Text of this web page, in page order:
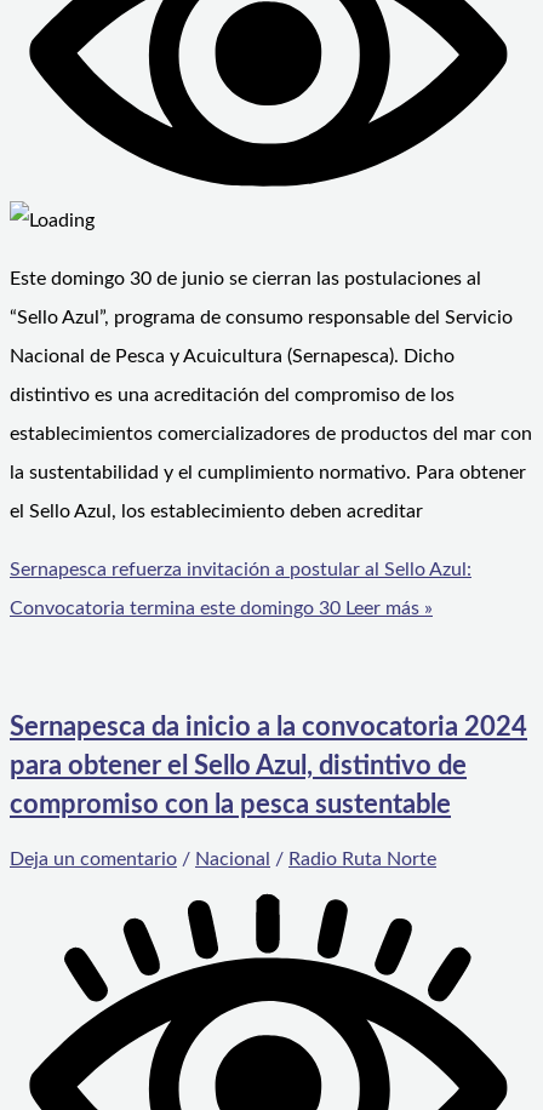
Este domingo 30 de junio se cierran las postulaciones al
“Sello Azul”, programa de consumo responsable del Servicio
Nacional de Pesca y Acuicultura (Sernapesca). Dicho
distintivo es una acreditación del compromiso de los
establecimientos comercializadores de productos del mar con
la sustentabilidad y el cumplimiento normativo. Para obtener
el Sello Azul, los establecimiento deben acreditar
Sernapesca refuerza invitación a postular al Sello Azul:
Convocatoria termina este domingo 30 Leer más »
Sernapesca da inicio a la convocatoria 2024
para obtener el Sello Azul, distintivo de
compromiso con la pesca sustentable
Deja un comentario / Nacional / Radio Ruta Norte